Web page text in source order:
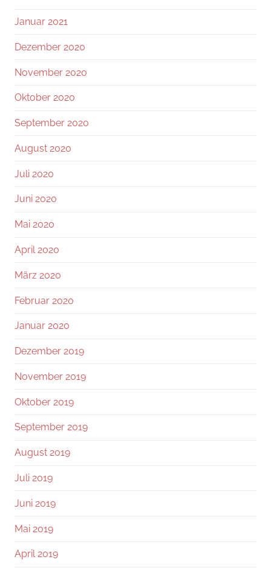
Januar 2021
Dezember 2020
November 2020
Oktober 2020
September 2020
August 2020
Juli 2020
Juni 2020
Mai 2020
April 2020
März 2020
Februar 2020
Januar 2020
Dezember 2019
November 2019
Oktober 2019
September 2019
August 2019
Juli 2019
Juni 2019
Mai 2019
April 2019